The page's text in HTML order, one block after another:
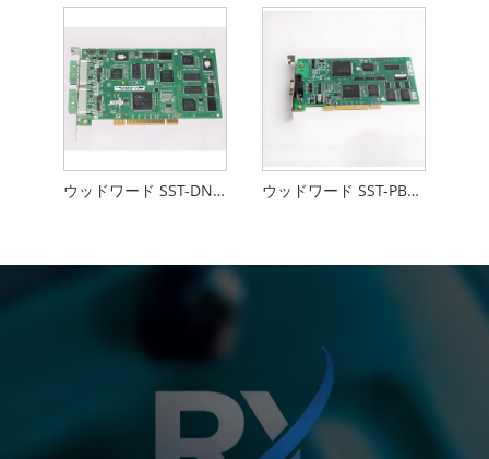
ウッドワード SST-DN3-PCI-2 ウッドワード SST-PB3-PCU